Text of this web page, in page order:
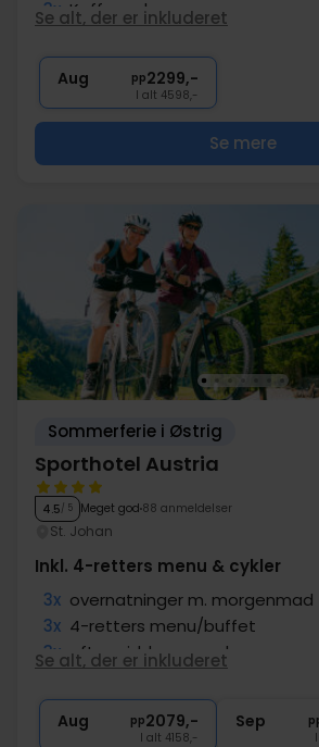
3x Kaffe og kage
3x Sodavand til børn
Se alt, der er inkluderet
Aug pp2299,-
I alt 4598,-
Se mere
Sommerferie i Østrig
Sporthotel Austria
4.5/ 5 Meget god 88 anmeldelser
St. Johan
Inkl. 4-retters menu & cykler
3x overnatninger m. morgenmad
3x 4-retters menu/buffet
3x eftermiddags snacks
1x Gratis lån af cykler
Se alt, der er inkluderet
Aug pp2079,-
I alt 4158,-
Sep